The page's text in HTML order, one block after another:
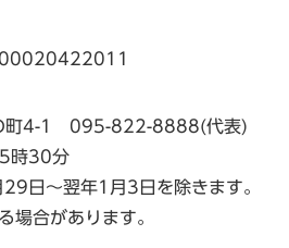
4-1
095-822-8888(代表)
時30分
日～翌年1月3日を除きます。
場合があります。